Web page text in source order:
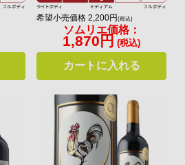
希望小売価格 2,200円(税込)
ソムリエ価格：
1,870円 (税込)
カートに入れる